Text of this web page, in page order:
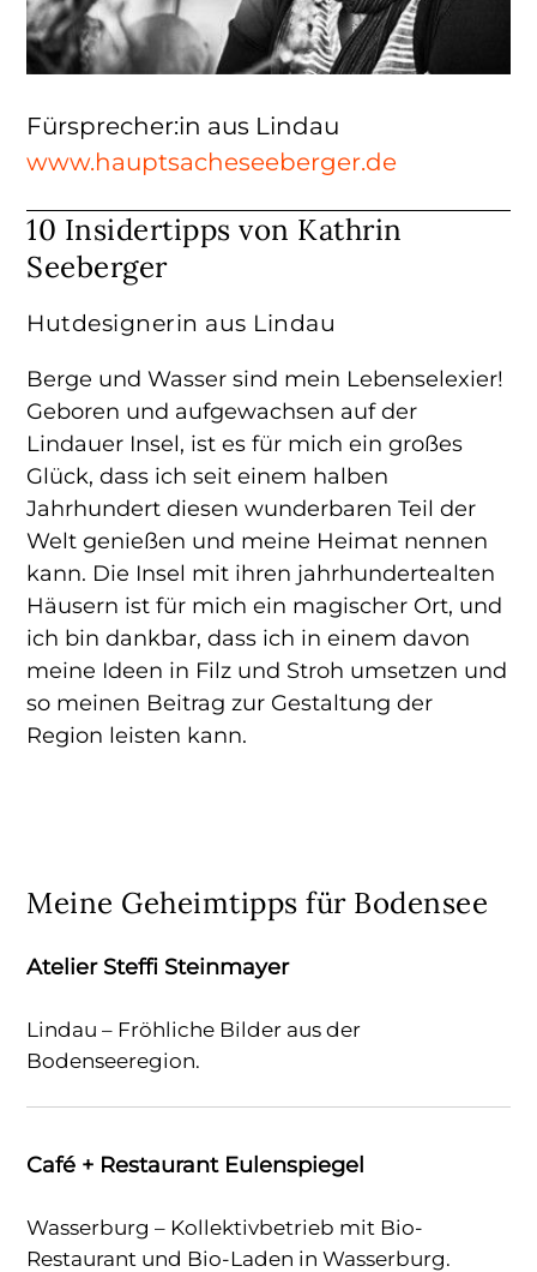
10 Insidertipps von Kathrin
Seeberger
Hutdesignerin aus Lindau
Berge und Wasser sind mein Lebenselexier!
Geboren und aufgewachsen auf der
Lindauer Insel, ist es für mich ein großes
Glück, dass ich seit einem halben
Jahrhundert diesen wunderbaren Teil der
Welt genießen und meine Heimat nennen
kann. Die Insel mit ihren jahrhundertealten
Häusern ist für mich ein magischer Ort, und
ich bin dankbar, dass ich in einem davon
meine Ideen in Filz und Stroh umsetzen und
so meinen Beitrag zur Gestaltung der
Region leisten kann.
Fürsprecher:in aus Lindau
www.hauptsacheseeberger.de
Meine Geheimtipps für Bodensee
Atelier Steffi Steinmayer
Lindau – Fröhliche Bilder aus der
Bodenseeregion.
Café + Restaurant Eulenspiegel
Wasserburg – Kollektivbetrieb mit Bio-
Restaurant und Bio-Laden in Wasserburg.